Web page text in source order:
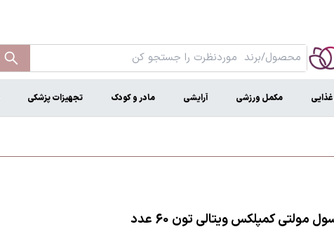
مکمل ورزشی آرایشی مادر و کودک تجهیزات پزشکی
مولتی کمپلکس ویتالی تون 60 عدد